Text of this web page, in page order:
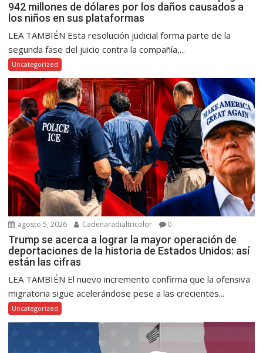
942 millones de dólares por los daños causados a
los niños en sus plataformas
LEA TAMBIÉN Esta resolución judicial forma parte de la
segunda fase del juicio contra la compañía,...
Uncategorized
agosto 5, 2026 Cadenaradialtricolor 0
Trump se acerca a lograr la mayor operación de
deportaciones de la historia de Estados Unidos: así
están las cifras
LEA TAMBIÉN El nuevo incremento confirma que la ofensiva
migratoria sigue acelerándose pese a las crecientes...
Uncategorized